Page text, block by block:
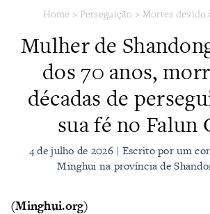
Home > Perseguição > Mortes devido
Mulher de
dos 70 anos,
décadas de
sua fé no Falun
4 de julho de 2026 | Escrito por um
Minghui na província de
(Minghui.org)